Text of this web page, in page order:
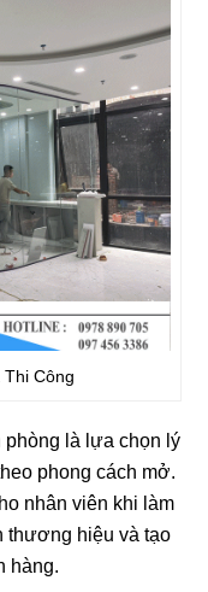
Công
là lựa chọn lý
phong cách mở.
nhân viên khi làm
thương hiệu và tạo
hàng.